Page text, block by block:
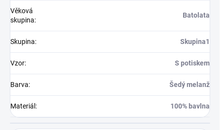
Věková
skupina:
Batolata
Skupina: Skupina1
Vzor: S potiskem
Barva: Šedý melanž
Materiál : 100% bavlna